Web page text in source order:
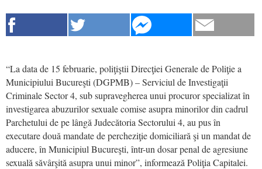
“La data de 15 februarie, poliţiştii Direcţiei Generale de Poliţie a
Municipiului Bucureşti (DGPMB) – Serviciul de Investigaţii
Criminale Sector 4, sub supravegherea unui procuror specializat în
investigarea abuzurilor sexuale comise asupra minorilor din cadrul
Parchetului de pe lângă Judecătoria Sectorului 4, au pus în
executare două mandate de percheziţie domiciliară şi un mandat de
aducere, în Municipiul Bucureşti, într-un dosar penal de agresiune
sexuală săvârşită asupra unui minor”, informează Poliţia Capitalei.